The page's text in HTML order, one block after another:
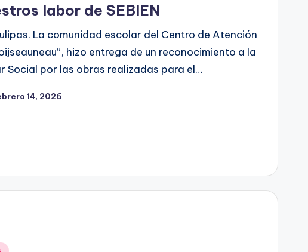
labor de SEBIEN
La comunidad escolar del Centro de Atención
hizo entrega de un reconocimiento a la
Social por las obras realizadas para el…
14, 2026